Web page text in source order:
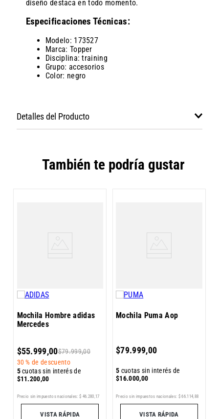
diseño destaca en todo momento.
Especificaciones Técnicas:
Modelo: 173527
Marca: Topper
Disciplina: training
Grupo: accesorios
Color: negro
Detalles del Producto
También te podría gustar
Mochila Hombre adidas
Mercedes
$55.999,00$79.999,00
30 % de descuento
5cuotas sin interés de
$11.200,00
Precio sin impuestos nacionales: $ 46 280 17
VISTA RÁPIDA
Mochila Puma Aop
$79.999,00
5 cuotas sin interés de
$16.000,00
Precio sin impuestos nacionales: $ 66.114 88
VISTA RÁPIDA